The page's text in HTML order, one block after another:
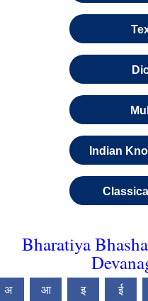
Indian
Bharatiya
अ आ इ ई